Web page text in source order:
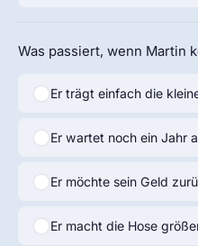
Was passiert, wenn Martin
Er trägt einfach die
Er wartet noch ein Jahr
Er möchte sein Geld
Er macht die Hose